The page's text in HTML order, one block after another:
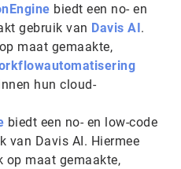
biedt een no- en
gebruik van Davis AI.
maat gemaakte,
hun cloud-
biedt een no- en low-code
van Davis AI. Hiermee
op maat gemaakte,